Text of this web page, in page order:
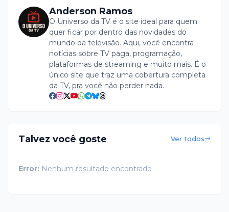
Anderson Ramos
O Universo da TV é o site ideal para quem
quer ficar por dentro das novidades do
mundo da televisão. Aqui, você encontra
notícias sobre TV paga, programação,
plataformas de streaming e muito mais. É o
único site que traz uma cobertura completa
da TV, pra você não perder nada.
Talvez você goste Ver todos
Error: Nenhum resultado encontrado